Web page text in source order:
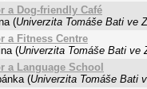
a Dog-friendly Café
(Univerzita Tomáše Bati ve
a Fitness Centre
(Univerzita Tomáše Bati ve
a Language School
(Univerzita Tomáše Bati